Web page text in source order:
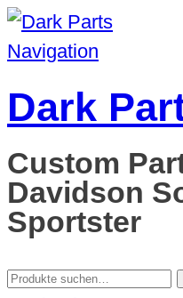
Navigation
Dark
Custom
Davidson
Sportster
Suche